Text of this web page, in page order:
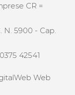
CR =
N. 5900 - Cap.
42541
Web